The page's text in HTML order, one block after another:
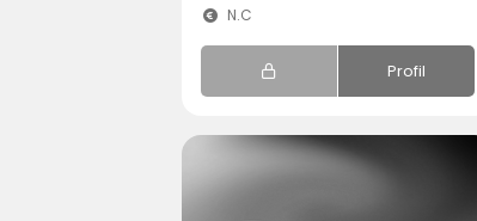
N.C
Profil